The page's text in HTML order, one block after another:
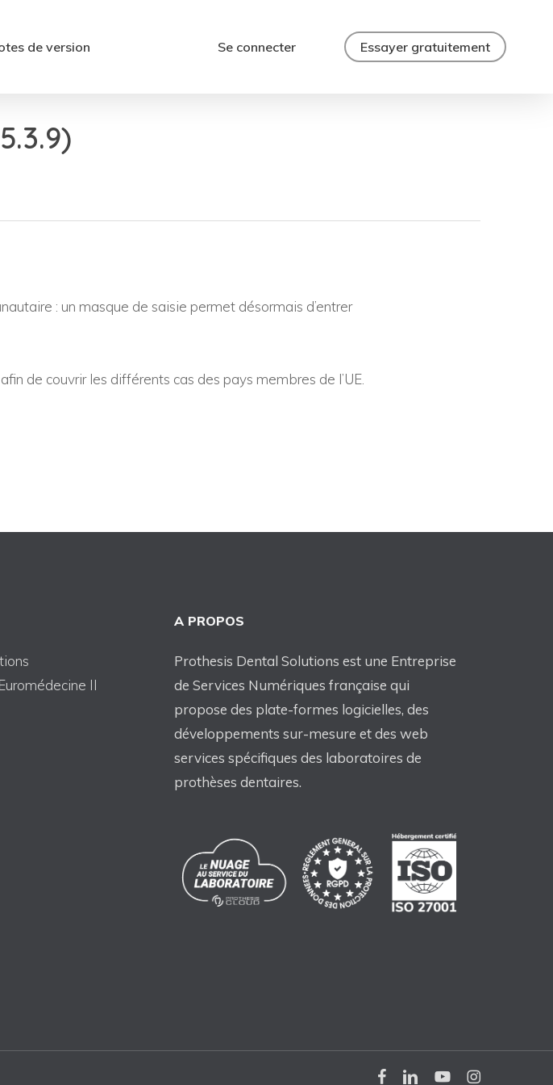
de version Se connecter Essayer gratuitement
: un masque de saisie permet désormais d’entrer
de couvrir les différents cas des pays membres de l’UE.
II
A PROPOS
Prothesis Dental Solutions est une Entreprise
de Services Numériques française qui
propose des plate-formes logicielles, des
développements sur-mesure et des web
services spécifiques des laboratoires de
prothèses dentaires.
facebooklinkedinyoutubeinstagram